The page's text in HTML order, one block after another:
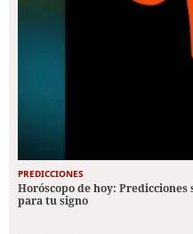
PREDICCIONES
Horóscopo de hoy:
para tu signo